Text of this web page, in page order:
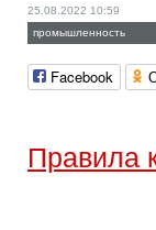
25.08.2022 10:59
промышленность
Facebook
Правила